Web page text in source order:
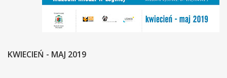
KWIECIEŃ - MAJ 2019